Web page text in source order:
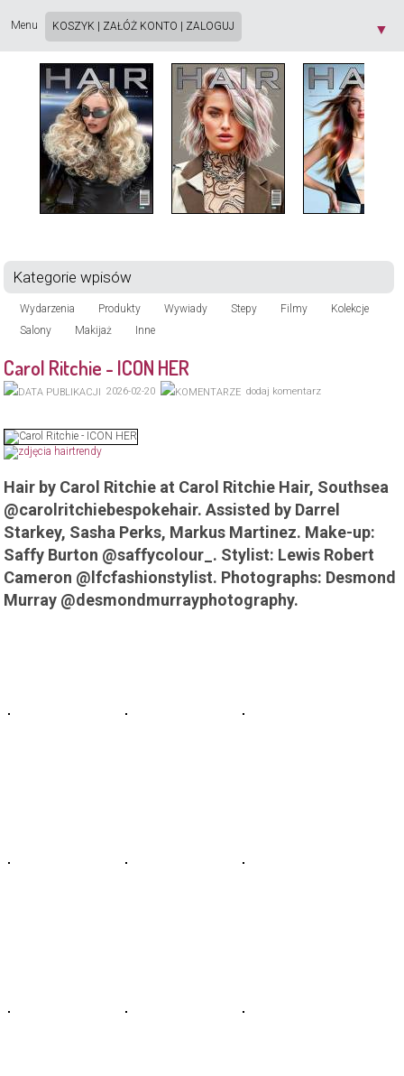
Menu ▼
KOSZYK ZAŁÓŻ KONTO ZALOGUJ
Kategorie wpisów
Wydarzenia Produkty Wywiady Stepy Filmy
Kolekcje
Salony
Makijaż Inne
Carol Ritchie - ICON HER
2026-02-20 dodaj komentarz
Hair by Carol Ritchie at Carol Ritchie Hair, Southsea
@carolritchiebespokehair. Assisted by Darrel
Starkey, Sasha Perks, Markus Martinez. Make-up:
Saffy Burton @saffycolour_. Stylist: Lewis Robert
Cameron @lfcfashionstylist. Photographs: Desmond
Murray @desmondmurrayphotography.
cookie, zgodnie z aktualnymi ustawieniami przeglądarki. Dowiedz się więcej o
Prywatności [X]